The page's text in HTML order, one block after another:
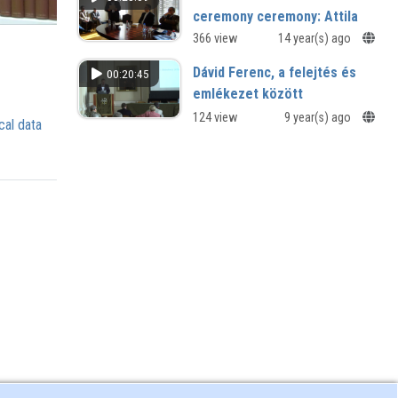
data
ceremony ceremony: Attila
Debreczeni and Gábor Tüskés
and Workshop (Research Center for
the Humanities of HAS)
366 view 14 year(s) ago
00:20:45
Dávid Ferenc, a felejtés és
emlékezet között
124 view 9 year(s) ago